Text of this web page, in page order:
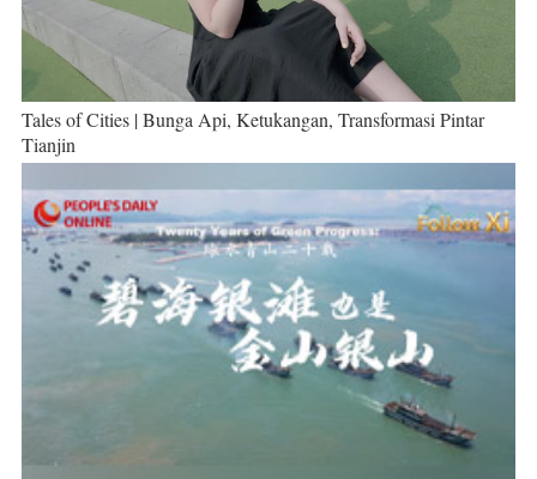
Tales of Cities | Bunga Api, Ketukangan, Transformasi Pintar
Tianjin